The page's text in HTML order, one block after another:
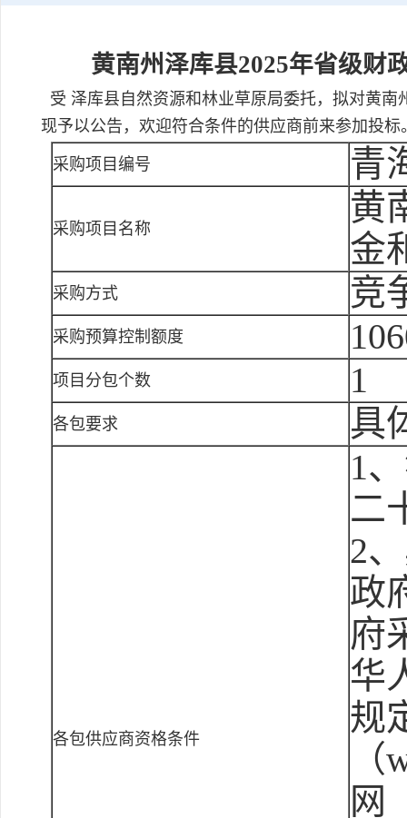
黄南州泽库县2025年省级财
受 泽库县自然资源和林业草原局委托，拟对黄南
现予以公告，欢迎符合条件的供应商前来参加投标
采购项目编号 青
采购项目名称
黄
金
采购方式 竞
采购预算控制额度
项目分包个数 1
各包要求 具
各包供应商资格条件
1
二
2
政
府
华
规
网